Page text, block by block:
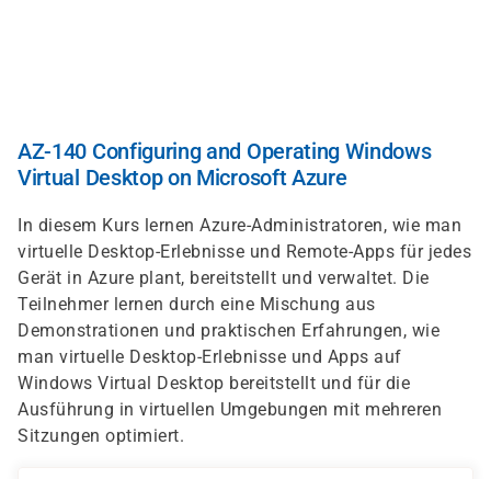
AZ-140 Configuring and Operating Windows
Virtual Desktop on Microsoft Azure
In diesem Kurs lernen Azure-Administratoren, wie man
virtuelle Desktop-Erlebnisse und Remote-Apps für jedes
Gerät in Azure plant, bereitstellt und verwaltet. Die
Teilnehmer lernen durch eine Mischung aus
Demonstrationen und praktischen Erfahrungen, wie
man virtuelle Desktop-Erlebnisse und Apps auf
Windows Virtual Desktop bereitstellt und für die
Ausführung in virtuellen Umgebungen mit mehreren
Sitzungen optimiert.